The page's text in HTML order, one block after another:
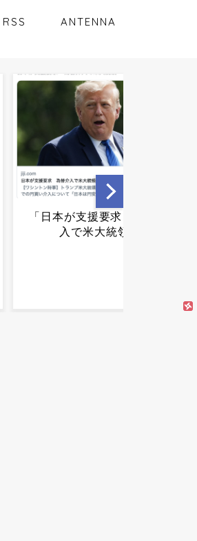
RSS ANTENNA
【夏の悲劇】父親、溺れた
息子を救おうとしてﾀﾋ亡 →